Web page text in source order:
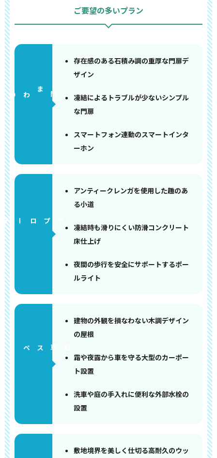
ご要望の多いプラン
門まわり
存在感のある石積み調の重厚な門扉デ
ザイン
凍結によるトラブルが少ないシンプル
な門扉
スマートフォン連動のスマートインタ
ーホン
アプローチ
アンティークレンガを使用した趣のあ
る小道
凍結時も滑りにくい防滑コンクリート
床仕上げ
夜間の歩行を安全にサポートするポー
ルライト
建物の外観を損なわない木調デザイン
の屋根
霜や夜露から車を守る大型のカーポー
ト設置
洗車や庭の手入れに便利な外部水栓の
設置
敷地境界を美しく仕切る高耐久のウッ